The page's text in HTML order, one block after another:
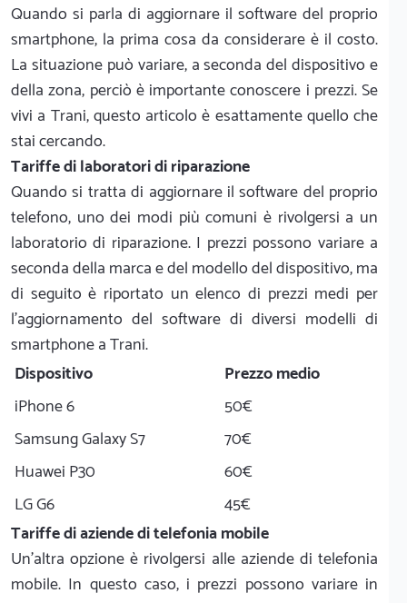
Quando si parla di aggiornare il software del proprio
smartphone, la prima cosa da considerare è il costo.
La situazione può variare, a seconda del dispositivo e
della zona, perciò è importante conoscere i prezzi. Se
vivi a Trani, questo articolo è esattamente quello che
stai cercando.
Tariffe di laboratori di riparazione
Quando si tratta di aggiornare il software del proprio
telefono, uno dei modi più comuni è rivolgersi a un
laboratorio di riparazione. I prezzi possono variare a
seconda della marca e del modello del dispositivo, ma
di seguito è riportato un elenco di prezzi medi per
l'aggiornamento del software di diversi modelli di
smartphone a Trani.
Dispositivo
Prezzo medio
iPhone 6
50€
Samsung Galaxy S7
70€
Huawei P30
60€
LG G6
45€
Tariffe di aziende di telefonia mobile
Un'altra opzione è rivolgersi alle aziende di telefonia
mobile. In questo caso, i prezzi possono variare in